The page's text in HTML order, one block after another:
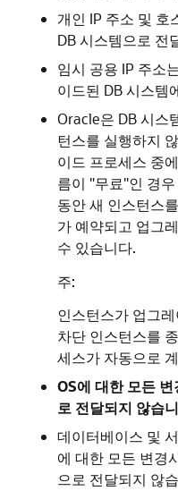
개인 IP 주소 및 호
DB 시스템으로 전
임시 공용 IP 주소
이드된 DB 시스템
Oracle은 DB 시스
턴스를 실행하지
이드 프로세스 중
름이 "무료"인 경
동안 새 인스턴스
가 예약되고 업그
수 있습니다.
주:
인스턴스가 업그
차단 인스턴스를
세스가 자동으로
OS에 대한 모든
로 전달되지 않습
데이터베이스 및
에 대한 모든 변경
으로 전달되지 않